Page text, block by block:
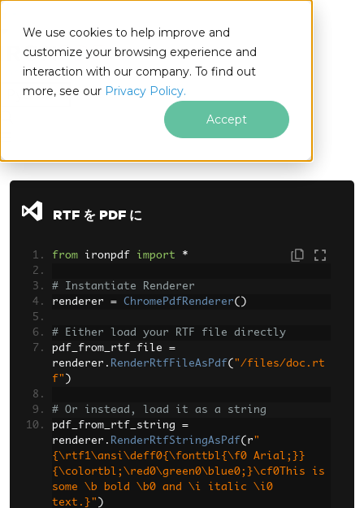
We use cookies to help improve and
customize your browsing experience and
interaction with our company. To find out
more, see our Privacy Policy.
Accept
Python
フッターコンテンツにスキップ
RTF を PDF に
from ironpdf import *
# Instantiate Renderer
renderer = ChromePdfRenderer()
# Either load your RTF file directly
pdf_from_rtf_file =
renderer . RenderRtfFileAsPdf( "/files/doc.rt
f" )
# Or instead, load it as a string
pdf_from_rtf_string =
renderer . RenderRtfStringAsPdf( r "
{\rtf1\ansi\deff0{\fonttbl{\f0 Arial;}}
{\colortbl;\red0\green0\blue0;}\cf0This is
some \b bold \b0 and \i italic \i0
text.}" )